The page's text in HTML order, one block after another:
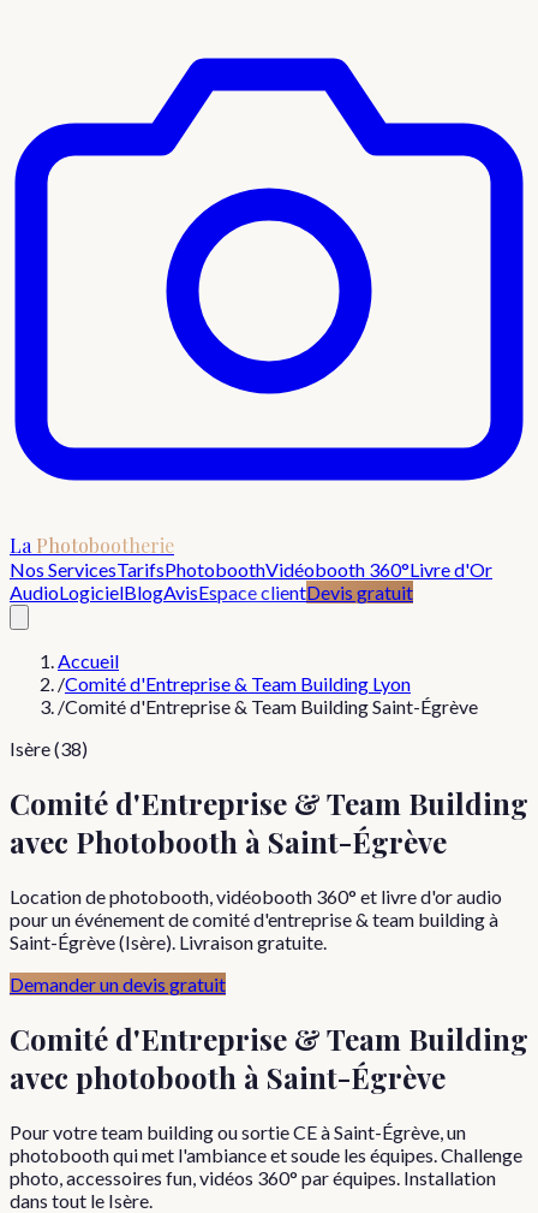
La Photobootherie
Nos ServicesTarifsPhotoboothVidéobooth 360°Livre d'Or
AudioLogicielBlogAvisEspace clientDevis gratuit
Accueil
/Comité d'Entreprise & Team Building Lyon
/Comité d'Entreprise & Team Building Saint-Égrève
Isère (38)
Comité d'Entreprise & Team Building
avec Photobooth à Saint-Égrève
Location de photobooth, vidéobooth 360° et livre d'or audio
pour un événement de comité d'entreprise & team building à
Saint-Égrève (Isère). Livraison gratuite.
Demander un devis gratuit
Comité d'Entreprise & Team Building
avec photobooth à Saint-Égrève
Pour votre team building ou sortie CE à Saint-Égrève, un
photobooth qui met l'ambiance et soude les équipes. Challenge
photo, accessoires fun, vidéos 360° par équipes. Installation
dans tout le Isère.